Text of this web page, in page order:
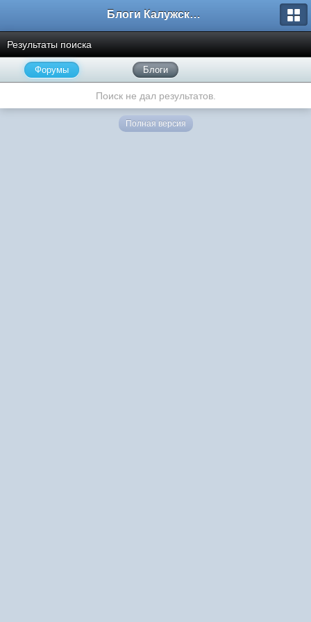
Блоги Калужского перекрестка
Результаты поиска
Форумы Блоги
Поиск не дал результатов.
Полная версия